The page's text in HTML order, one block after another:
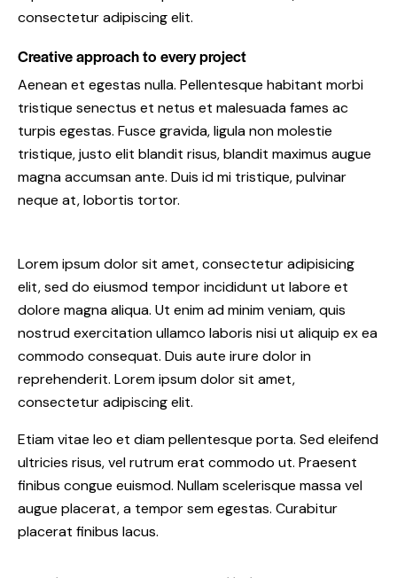
consectetur adipiscing elit.
Creative approach to every project
Aenean et egestas nulla. Pellentesque habitant morbi
tristique senectus et netus et malesuada fames ac
turpis egestas. Fusce gravida, ligula non molestie
tristique, justo elit blandit risus, blandit maximus augue
magna accumsan ante. Duis id mi tristique, pulvinar
neque at, lobortis tortor.
Lorem ipsum dolor sit amet, consectetur adipisicing
elit, sed do eiusmod tempor incididunt ut labore et
dolore magna aliqua. Ut enim ad minim veniam, quis
nostrud exercitation ullamco laboris nisi ut aliquip ex ea
commodo consequat. Duis aute irure dolor in
reprehenderit. Lorem ipsum dolor sit amet,
consectetur adipiscing elit.
Etiam vitae leo et diam pellentesque porta. Sed eleifend
ultricies risus, vel rutrum erat commodo ut. Praesent
finibus congue euismod. Nullam scelerisque massa vel
augue placerat, a tempor sem egestas. Curabitur
placerat finibus lacus.